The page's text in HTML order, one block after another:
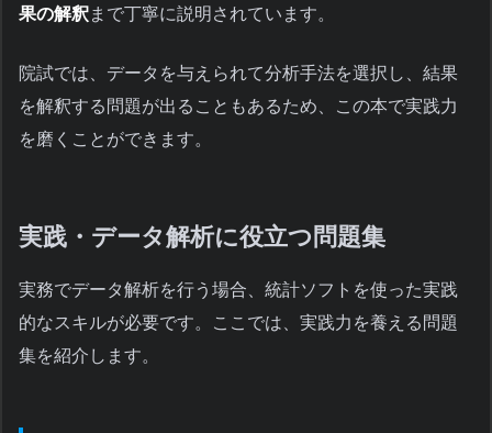
果の解釈まで丁寧に説明されています。
院試では、データを与えられて分析手法を選択し、結果
を解釈する問題が出ることもあるため、この本で実践力
を磨くことができます。
実践・データ解析に役立つ問題集
実務でデータ解析を行う場合、統計ソフトを使った実践
的なスキルが必要です。ここでは、実践力を養える問題
集を紹介します。